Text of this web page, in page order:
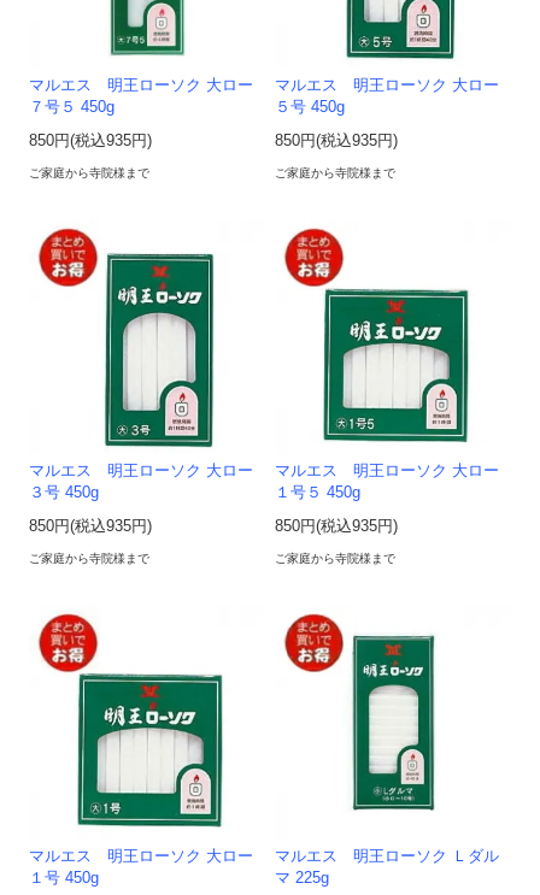
マルエス 明王ローソク 大ロー
７号５ 450g
850円(税込935円)
ご家庭から寺院様まで
マルエス 明王ローソク 大ロー
５号 450g
850円(税込935円)
ご家庭から寺院様まで
マルエス 明王ローソク 大ロー
３号 450g
850円(税込935円)
ご家庭から寺院様まで
マルエス 明王ローソク 大ロー
１号５ 450g
850円(税込935円)
ご家庭から寺院様まで
マルエス 明王ローソク 大ロー
１号 450g
マルエス 明王ローソク Ｌダル
マ 225g